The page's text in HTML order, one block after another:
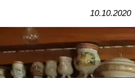
10.10.2020